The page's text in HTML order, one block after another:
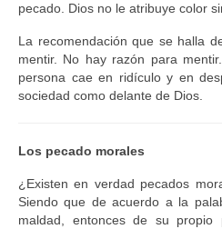
pecado. Dios no le atribuye color
La recomendación que se halla
mentir. No hay razón para
persona cae en ridículo y en
sociedad como delante de Dios.
Los pecado morales
¿Existen en verdad pecados
Siendo que de acuerdo a la
maldad, entonces de su